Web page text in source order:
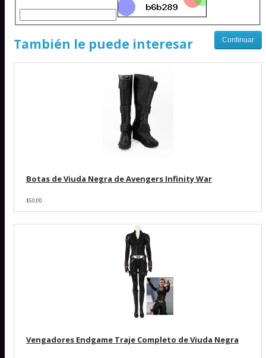
Continuar
También le puede interesar
Botas de Viuda Negra de Avengers Infinity War
$50,00
Vengadores Endgame Traje Completo de Viuda Negra